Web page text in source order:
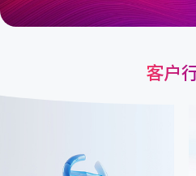
客户